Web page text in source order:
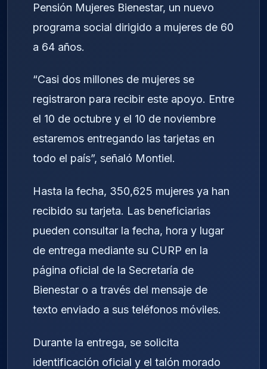
Pensión Mujeres Bienestar, un nuevo
programa social dirigido a mujeres de 60
a 64 años.
“Casi dos millones de mujeres se
registraron para recibir este apoyo. Entre
el 10 de octubre y el 10 de noviembre
estaremos entregando las tarjetas en
todo el país”, señaló Montiel.
Hasta la fecha, 350,625 mujeres ya han
recibido su tarjeta. Las beneficiarias
pueden consultar la fecha, hora y lugar
de entrega mediante su CURP en la
página oficial de la Secretaría de
Bienestar o a través del mensaje de
texto enviado a sus teléfonos móviles.
Durante la entrega, se solicita
identificación oficial y el talón morado